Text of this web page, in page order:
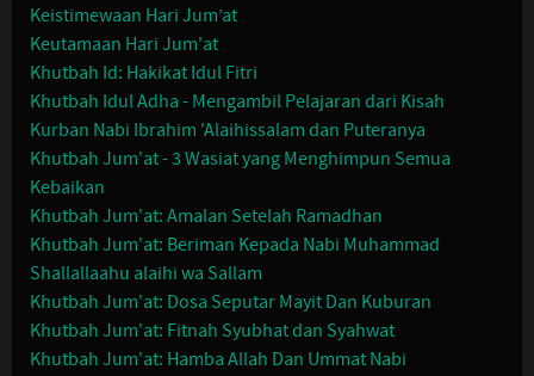
Keistimewaan Hari Jum’at
Keutamaan Hari Jum'at
Khutbah Id: Hakikat Idul Fitri
Khutbah Idul Adha - Mengambil Pelajaran dari Kisah
Kurban Nabi Ibrahim 'Alaihissalam dan Puteranya
Khutbah Jum'at - 3 Wasiat yang Menghimpun Semua
Kebaikan
Khutbah Jum'at: Amalan Setelah Ramadhan
Khutbah Jum'at: Beriman Kepada Nabi Muhammad
Shallallaahu alaihi wa Sallam
Khutbah Jum'at: Dosa Seputar Mayit Dan Kuburan
Khutbah Jum'at: Fitnah Syubhat dan Syahwat
Khutbah Jum'at: Hamba Allah Dan Ummat Nabi